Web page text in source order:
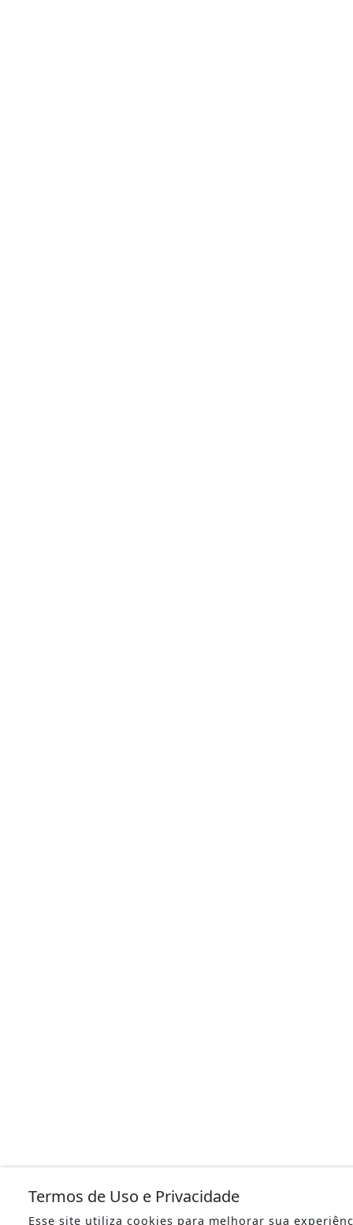
Termos de Uso e Privacidade
Esse site utiliza cookies para melhorar sua